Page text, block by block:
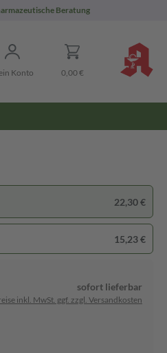
Beratung
Konto 0,00 €
22,30 €
15,23 €
sofort lieferbar
inkl. MwSt. ggf. zzgl. Versandkosten